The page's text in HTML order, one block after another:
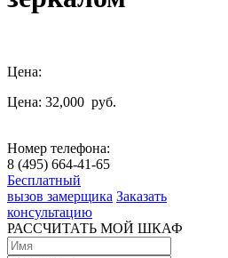
Цена:
Цена: 32,000 руб.
Номер телефона:
8 (495) 664-41-65
Бесплатный
вызов замерщика Заказать
консультацию
РАССЧИТАТЬ МОЙ ШКАФ